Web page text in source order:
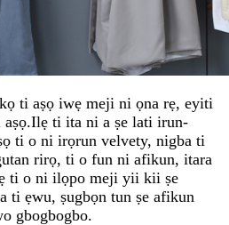
ti aṣọ iwẹ meji ni ọna rẹ, eyiti
ti ita ni a ṣe lati irun-
ti o ni irọrun velvety, nigba ti
rirọ, ti o fun ni afikun, itara
ti o ni ilọpo meji yii kii ṣe
ti ẹwu, ṣugbọn tun ṣe afikun
gbogbogbo.